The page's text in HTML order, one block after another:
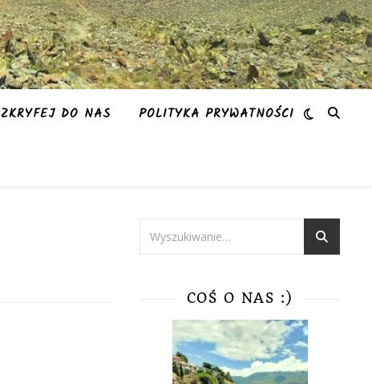
DO NAS POLITYKA PRYWATNOŚCI
COŚ O NAS :)